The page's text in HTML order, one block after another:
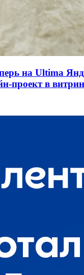
на Ultima
проект в